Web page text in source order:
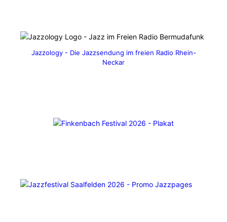
Jazzology - Die Jazzsendung im freien Radio Rhein-
Neckar